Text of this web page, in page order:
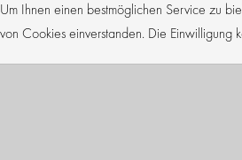
Um Ihnen einen bestmöglichen Service zu
von Cookies einverstanden. Die